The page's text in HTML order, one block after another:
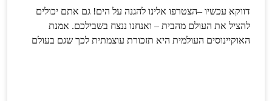
דווקא עכשיו –הצטרפו אלינו להגנה על הים! גם אתם יכולים
להציל את העולם מהבית – ואנחנו ננצח בשבילכם. אמנת
האוקיינוסים העולמית היא תזכורת עוצמתית לכך שגם בעולם